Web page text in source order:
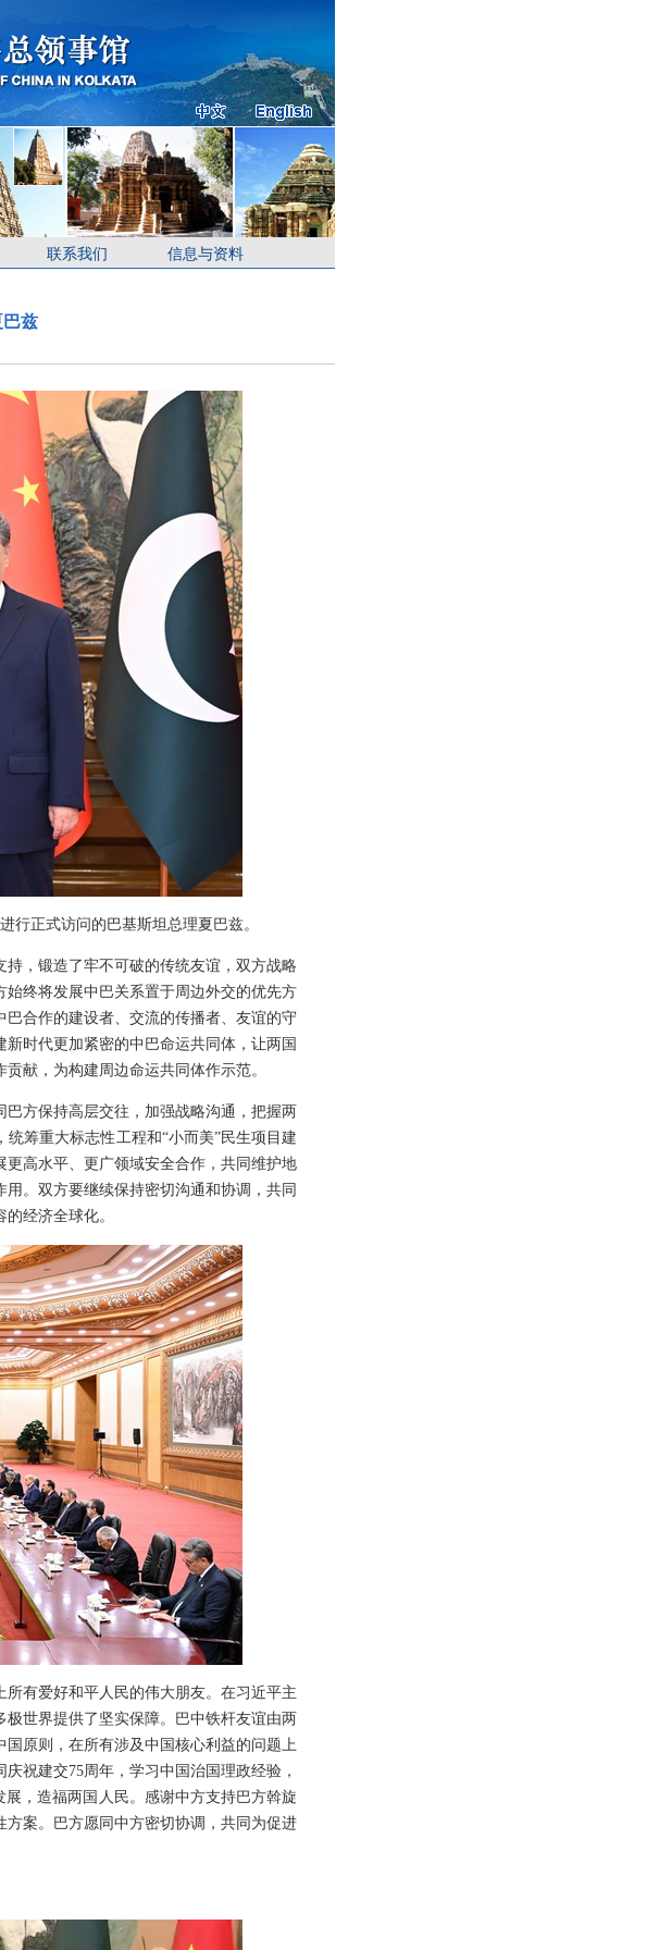
联系我们 信息与资料
兹
行正式访问的巴基斯坦总理夏巴兹。
，锻造了牢不可破的传统友谊，双方战略
终将发展中巴关系置于周边外交的优先方
合作的建设者、交流的传播者、友谊的守
时代更加紧密的中巴命运共同体，让两国
献，为构建周边命运共同体作示范。
方保持高层交往，加强战略沟通，把握两
筹重大标志性工程和“小而美”民生项目建
高水平、更广领域安全合作，共同维护地
。双方要继续保持密切沟通和协调，共同
经济全球化。
有爱好和平人民的伟大朋友。在习近平主
世界提供了坚实保障。巴中铁杆友谊由两
原则，在所有涉及中国核心利益的问题上
祝建交75周年，学习中国治国理政经验，
，造福两国人民。感谢中方支持巴方斡旋
案。巴方愿同中方密切协调，共同为促进